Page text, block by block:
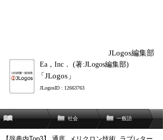
JLogos編集部
Ea，Inc． (著:JLogos編集部)
「JLogos」
JLogosID : 12663763
社会 一般語